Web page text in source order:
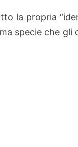
la propria
specie che gli